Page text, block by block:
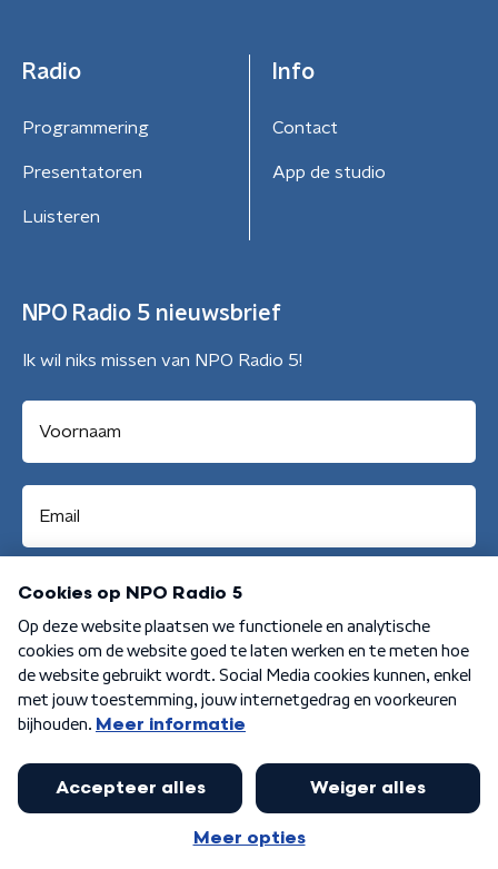
Radio
Programmering
Presentatoren
Luisteren
Info
Contact
App de studio
NPO Radio 5 nieuwsbrief
Ik wil niks missen van NPO Radio 5!
Aanmelden
Algemene voorwaarden Privacybeleid